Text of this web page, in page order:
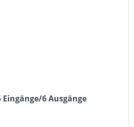
6 Ausgänge